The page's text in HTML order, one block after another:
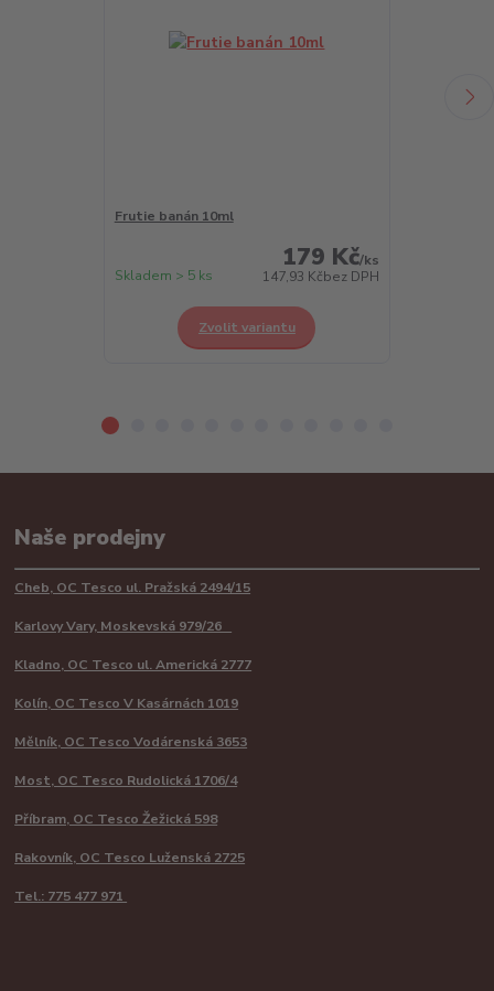
Frutie banán 10ml
179 Kč/ks
147,93 Kčbez DPH
Skladem > 5 ks
Zvolit variantu
Naše prodejny
Cheb, OC Tesco ul. Pražská 2494/15
Karlovy Vary, Moskevská 979/26
Kladno, OC Tesco ul. Americká 2777
Kolín, OC Tesco V Kasárnách 1019
Mělník, OC Tesco Vodárenská 3653
Most, OC Tesco Rudolická 1706/4
Příbram, OC Tesco Žežická 598
Rakovník, OC Tesco Luženská 2725
Tel.: 775 477 971